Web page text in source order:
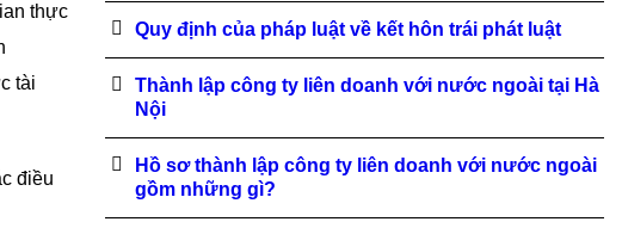
thực
tài
điều
Quy định của pháp luật về kết hôn trái phát luật
Thành lập công ty liên doanh với nước ngoài tại Hà
Nội
Hồ sơ thành lập công ty liên doanh với nước ngoài
gồm những gì?